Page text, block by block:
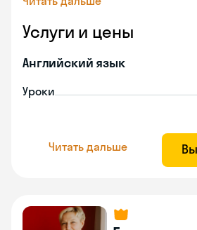
Услуги и цены
Английский язык
Уроки
Читать дальше